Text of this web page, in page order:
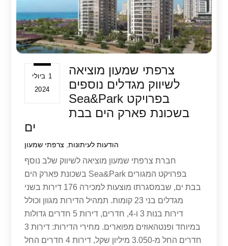
1 ביולי
2024
צרפתי שמעון מוציאה
לשיווק מגדלים נוספים
בפרויקט Sea&Park
בשכונת פארק הים בבת
ים
הודעות לעיתונות, צרפתי שמעון
חברת צרפתי שמעון מוציאה לשיווק שלב נוסף
בפרויקט המגורים Sea&Park בשכונת פארק הים
בבת ים, שבמסגרתו מוצעות למכירה 176 דירות בשני
מגדלים בני 23 קומות. תמהיל הדירות מגוון וכולל
דירות בנות 3 ו-4, חדרים, דירות 5 חדרים גדולות
במיוחד ופנטהאוזים מפוארים. מחירי הדירות: דירות 3
חדרים החל מ-3.050 מיליון שקל, דירות 4 חדרים החל